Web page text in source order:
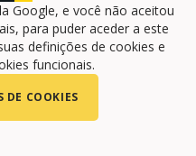
Google, e você não aceitou
para puder aceder a este
definições de cookies e
funcionais.
DE COOKIES